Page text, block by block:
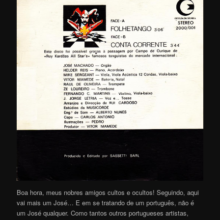
Boa hora, meus nobres amigos cultos e ocultos! Seguindo, aqui
vai mais um José… E em se tratando de um português, não é
um José qualquer. Como tantos outros portugueses artistas,